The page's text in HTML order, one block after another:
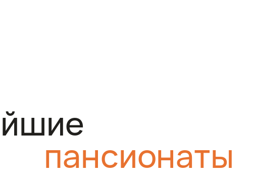
пансионаты